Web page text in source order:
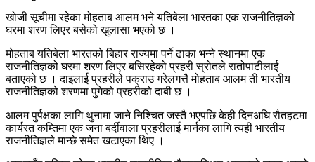
खोजी सूचीमा रहेका मोहताब आलम भने यतिबेला भारतका एक राजनीतिज्ञको
घरमा शरण लिएर बसेको खुलासा भएको छ ।
मोहताब यतिबेला भारतको बिहार राज्यमा पर्ने ढाका भन्ने स्थानमा एक
राजनीतिज्ञको घरमा शरण लिएर बसिरहेको प्रहरी स्रोतले रातोपाटीलाई
बताएको छ । दाइलाई प्रहरीले पक्राउ गरेलगत्तै मोहताब आलम ती भारतीय
राजनीतिज्ञको शरणमा पुगेको प्रहरीको दाबी छ ।
आलम पुर्पक्षका लागि थुनामा जाने निश्चित जस्तै भएपछि केही दिनअघि रौतहटमा
कार्यरत कम्तिमा एक जना बर्दीवाला प्रहरीलाई मार्नका लागि त्यही भारतीय
राजनीतिज्ञले मान्छे समेत खटाएका थिए ।